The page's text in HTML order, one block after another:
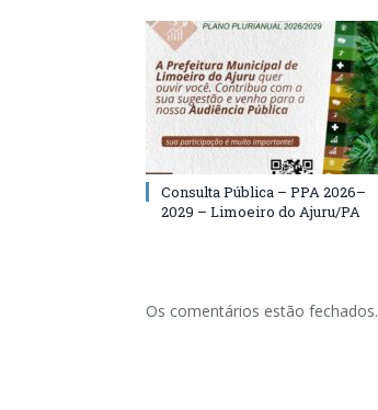
Consulta Pública – PPA 2026–
2029 – Limoeiro do Ajuru/PA
Os comentários estão fechados.